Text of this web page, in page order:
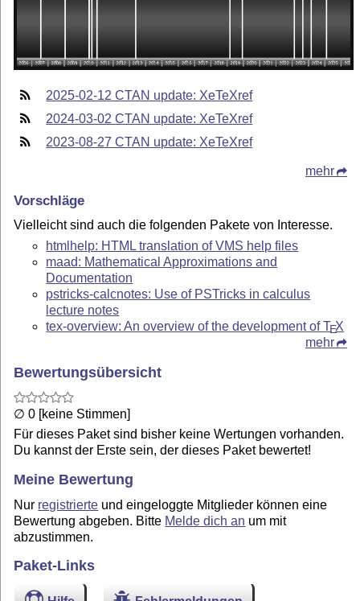
2025-02-12 CTAN update: XeTeXref
2024-03-02 CTAN update: XeTeXref
2023-08-27 CTAN update: XeTeXref
mehr
Vorschläge
Vielleicht sind auch die folgenden Pakete von Interesse.
htmlhelp: HTML translation of VMS help files
maad: Mathematical Approximations and
Documentation
pstricks-calcnotes: Use of PSTricks in calculus
lecture notes
tex-overview: An overview of the development ofTEX
mehr
Bewertungsübersicht
∅ 0 [keine Stimmen]
Für dieses Paket sind bisher keine Wertungen vorhanden.
Du kannst der Erste sein, der dieses Paket bewertet!
Meine Bewertung
Nur registrierte und eingeloggte Mitglieder können eine
Bewertung abgeben. Bitte Melde dich an um mit
abzustimmen.
Paket-Links